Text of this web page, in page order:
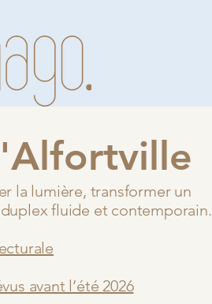
la lumière, transformer un
fluide et contemporain.
avant l’été 2026